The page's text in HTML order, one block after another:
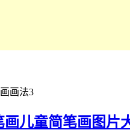
画法3
画儿童简笔画图片